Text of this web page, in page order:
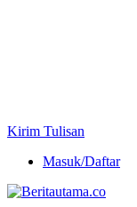
Kirim Tulisan
Masuk/Daftar